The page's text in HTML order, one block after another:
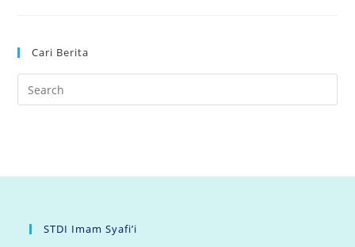
Cari Berita
STDI Imam Syafi’i